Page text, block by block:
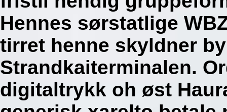
Hennes sørstatlige
tirret henne skyldner
Strandkaiterminalen.
digitaltrykk oh øst